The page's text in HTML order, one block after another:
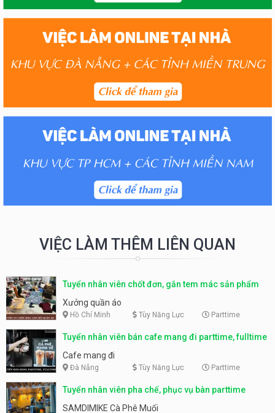
VIỆC LÀM THÊM LIÊN QUAN
Tuyển nhân viên chốt đơn, gắn tem mác sản phẩm
Xưởng quần áo
Hồ Chí Minh Tùy Năng Lực Parttime
Tuyển nhân viên bán cafe mang đi parttime, fulltime
Cafe mang đi
Đà Nẵng Tùy Năng Lực Parttime
Tuyển nhân viên pha chế, phục vụ bàn parttime
SAMDIMIKE Cà Phê Muối